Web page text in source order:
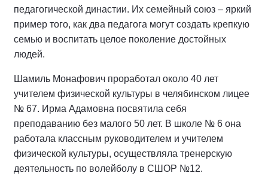
педагогической династии. Их семейный союз – яркий
пример того, как два педагога могут создать крепкую
семью и воспитать целое поколение достойных
людей.
Шамиль Монафович проработал около 40 лет
учителем физической культуры в челябинском лицее
№ 67. Ирма Адамовна посвятила себя
преподаванию без малого 50 лет. В школе № 6 она
работала классным руководителем и учителем
физической культуры, осуществляла тренерскую
деятельность по волейболу в СШОР №12.